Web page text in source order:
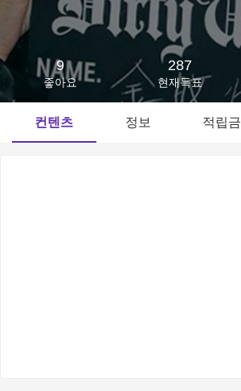
9
좋아요
287
현재득표
컨텐츠 정보 적립금